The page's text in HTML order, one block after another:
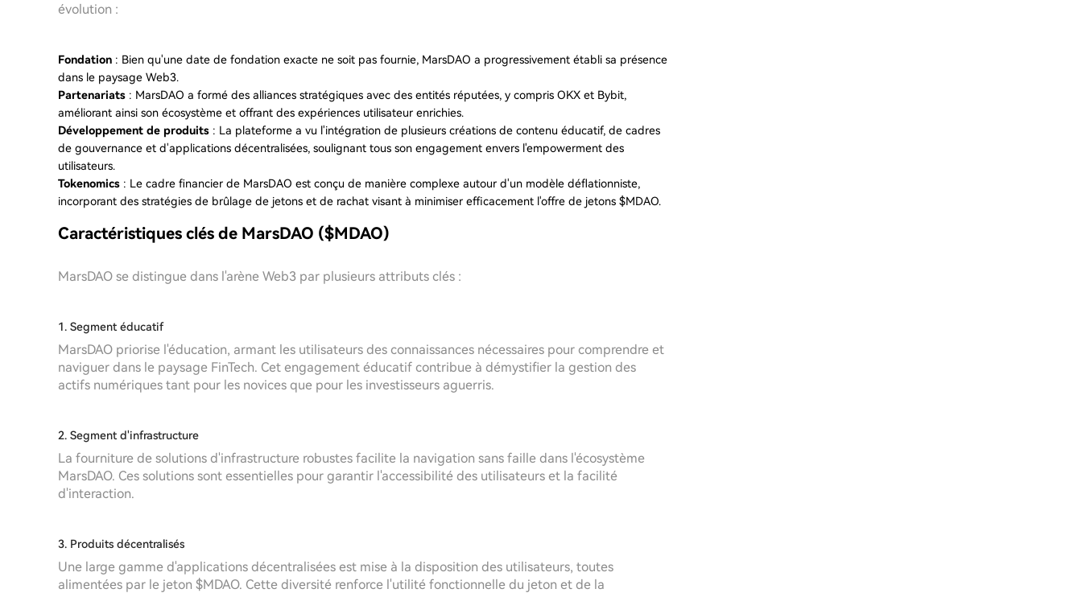
évolution :
Fondation : Bien qu'une date de fondation exacte ne soit pas fournie, MarsDAO a progressivement établi sa présence
dans le paysage Web3.
Partenariats : MarsDAO a formé des alliances stratégiques avec des entités réputées, y compris OKX et Bybit,
améliorant ainsi son écosystème et offrant des expériences utilisateur enrichies.
Développement de produits : La plateforme a vu l'intégration de plusieurs créations de contenu éducatif, de cadres
de gouvernance et d'applications décentralisées, soulignant tous son engagement envers l'empowerment des
utilisateurs.
Tokenomics : Le cadre financier de MarsDAO est conçu de manière complexe autour d'un modèle déflationniste,
incorporant des stratégies de brûlage de jetons et de rachat visant à minimiser efficacement l'offre de jetons $MDAO.
Caractéristiques clés de MarsDAO ($MDAO)
MarsDAO se distingue dans l'arène Web3 par plusieurs attributs clés :
1. Segment éducatif
MarsDAO priorise l'éducation, armant les utilisateurs des connaissances nécessaires pour comprendre et
naviguer dans le paysage FinTech. Cet engagement éducatif contribue à démystifier la gestion des
actifs numériques tant pour les novices que pour les investisseurs aguerris.
2. Segment d'infrastructure
La fourniture de solutions d'infrastructure robustes facilite la navigation sans faille dans l'écosystème
MarsDAO. Ces solutions sont essentielles pour garantir l'accessibilité des utilisateurs et la facilité
d'interaction.
3. Produits décentralisés
Une large gamme d'applications décentralisées est mise à la disposition des utilisateurs, toutes
alimentées par le jeton $MDAO. Cette diversité renforce l'utilité fonctionnelle du jeton et de la